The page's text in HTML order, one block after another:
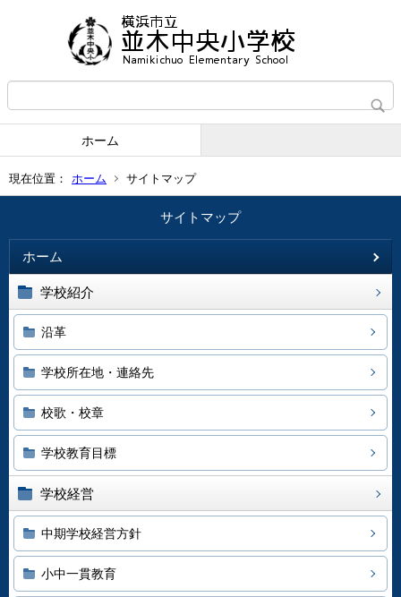
ホーム
現在位置： ホーム サイトマップ
サイトマップ
ホーム
学校紹介
沿革
学校所在地・連絡先
校歌・校章
学校教育目標
学校経営
中期学校経営方針
小中一貫教育